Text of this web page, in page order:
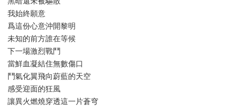
我始終願意
爲這份心意沖開黎明
未知的前方誰在等候
下一場激烈戰鬥
當鮮血凝結住無數傷口
鬥氣化翼飛向蔚藍的天空
感受迎面的狂風
讓異火燃燒穿透這一片蒼穹